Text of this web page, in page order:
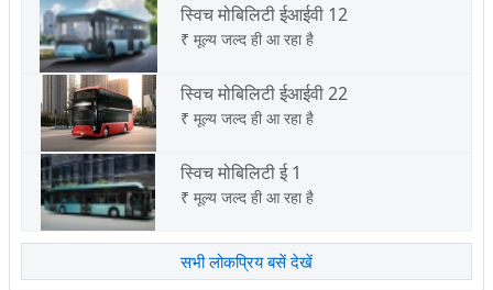
स्विच मोबिलिटी ईआईवी 12
₹ मूल्य जल्द ही आ रहा है
स्विच मोबिलिटी ईआईवी 22
₹ मूल्य जल्द ही आ रहा है
स्विच मोबिलिटी ई 1
₹ मूल्य जल्द ही आ रहा है
सभी लोकप्रिय बसें देखें